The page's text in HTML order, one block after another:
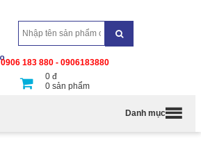
0906 183 880 - 0906183880
0 đ
0 sản phẩm
Danh mục